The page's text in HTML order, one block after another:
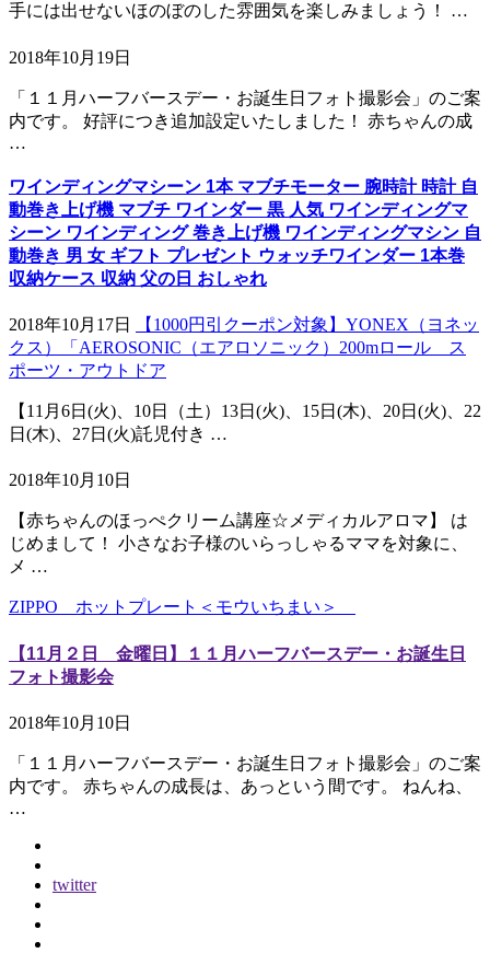
手には出せないほのぼのした雰囲気を楽しみましょう！ …
2018年10月19日
「１１月ハーフバースデー・お誕生日フォト撮影会」のご案
内です。 好評につき追加設定いたしました！ 赤ちゃんの成
…
ワインディングマシーン 1本 マブチモーター 腕時計 時計 自
動巻き上げ機 マブチ ワインダー 黒 人気 ワインディングマ
シーン ワインディング 巻き上げ機 ワインディングマシン 自
動巻き 男 女 ギフト プレゼント ウォッチワインダー 1本巻
収納ケース 収納 父の日 おしゃれ
2018年10月17日
【1000円引クーポン対象】YONEX（ヨネッ
クス）「AEROSONIC（エアロソニック）200mロール ス
ポーツ・アウトドア
【11月6日(火)、10日（土）13日(火)、15日(木)、20日(火)、22
日(木)、27日(火)託児付き …
2018年10月10日
【赤ちゃんのほっぺクリーム講座☆メディカルアロマ】 は
じめまして！ 小さなお子様のいらっしゃるママを対象に、
メ …
ZIPPO ホットプレート＜モウいちまい＞
【11月２日 金曜日】１１月ハーフバースデー・お誕生日
フォト撮影会
2018年10月10日
「１１月ハーフバースデー・お誕生日フォト撮影会」のご案
内です。 赤ちゃんの成長は、あっという間です。 ねんね、
…
twitter